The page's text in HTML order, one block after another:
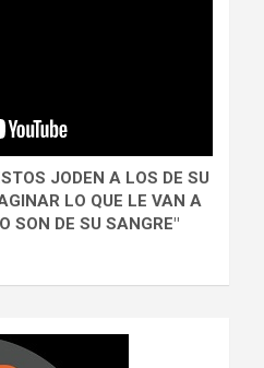
JODEN A LOS DE SU
LO QUE LE VAN A
SON DE SU SANGRE"